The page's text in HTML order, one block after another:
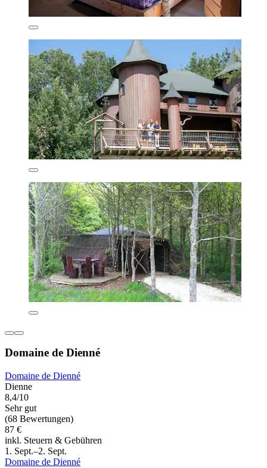
Domaine de Dienné
Domaine de Dienné
Dienne
8,4/10
Sehr gut
(68 Bewertungen)
87 €
inkl. Steuern & Gebühren
1. Sept.–2. Sept.
Domaine de Dienné